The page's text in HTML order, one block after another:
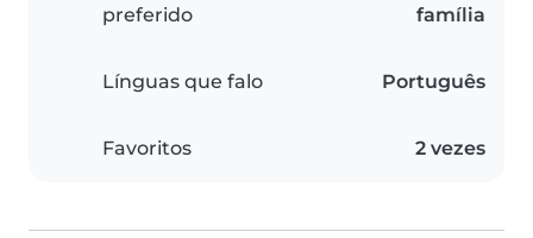
preferido
família
Línguas que falo Português
Favoritos 2 vezes